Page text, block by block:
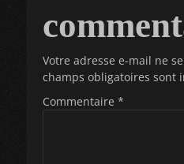
Votre adresse e-mail ne
champs obligatoires sont
Commentaire *